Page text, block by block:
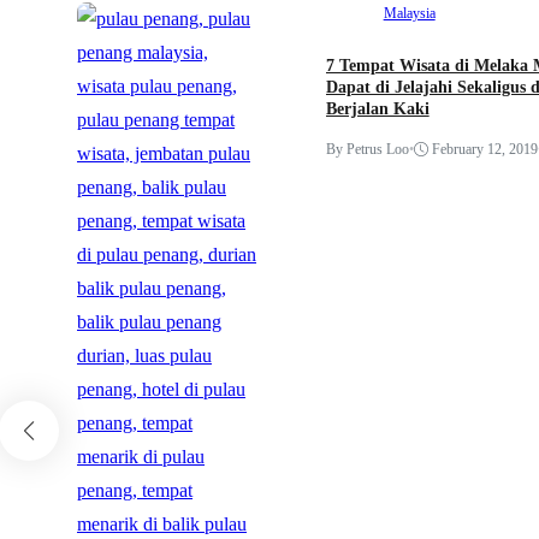
Malaysia
7 Tempat Wisata di Melaka
Dapat di Jelajahi Sekaligus
Berjalan Kaki
By Petrus Loo• February 12, 2019